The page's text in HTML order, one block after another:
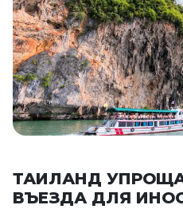
ТАИЛАНД
ВЪЕЗДА ДЛЯ